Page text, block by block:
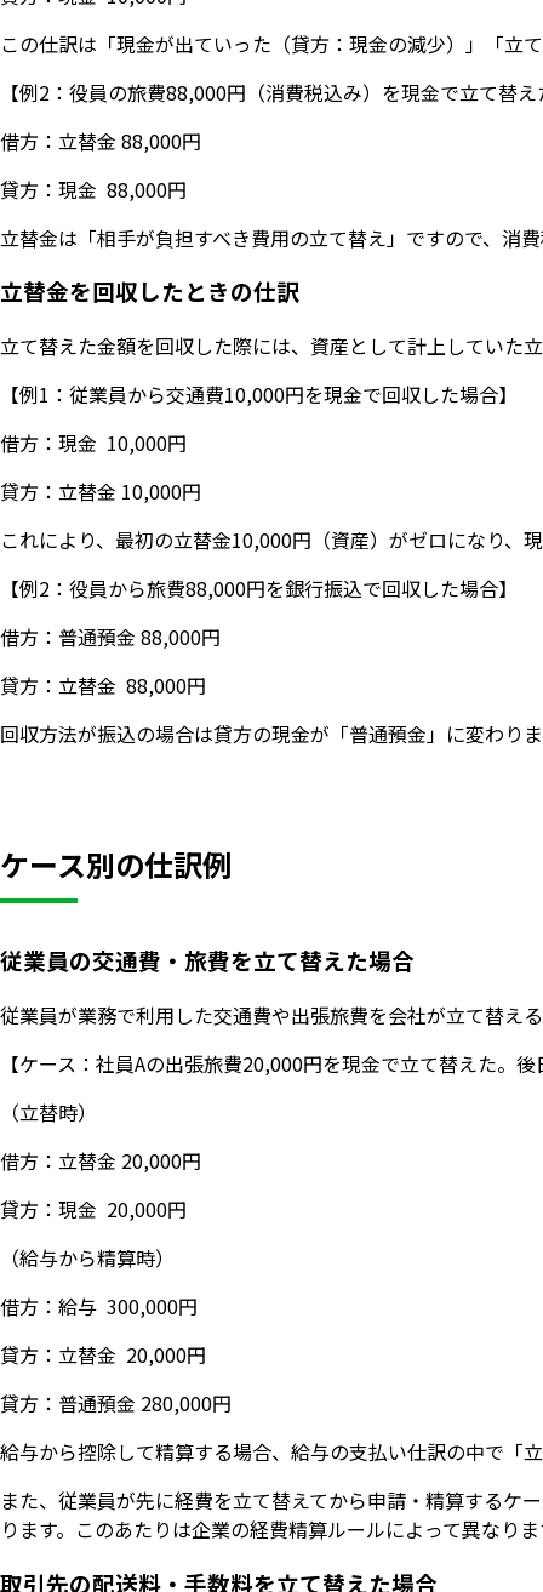
この仕訳は「現金が出ていった（貸方：現金の減少）」「立
【例2：役員の旅費88,000円（消費税込み）を現金で立て替
借方：立替金 88,000円
貸方：現金 88,000円
立替金は「相手が負担すべき費用の立て替え」ですので、消
立替金を回収したときの仕訳
立て替えた金額を回収した際には、資産として計上していた
【例1：従業員から交通費10,000円を現金で回収した場合】
借方：現金 10,000円
貸方：立替金 10,000円
これにより、最初の立替金10,000円（資産）がゼロになり、
【例2：役員から旅費88,000円を銀行振込で回収した場合】
借方：普通預金 88,000円
貸方：立替金 88,000円
回収方法が振込の場合は貸方の現金が「普通預金」に変わり
ケース別の仕訳例
従業員の交通費・旅費を立て替えた場合
従業員が業務で利用した交通費や出張旅費を会社が立て替え
【ケース：社員Aの出張旅費20,000円を現金で立て替えた。
（立替時）
借方：立替金 20,000円
貸方：現金 20,000円
（給与から精算時）
借方：給与 300,000円
貸方：立替金 20,000円
貸方：普通預金 280,000円
給与から控除して精算する場合、給与の支払い仕訳の中で「
また、従業員が先に経費を立て替えてから申請・精算するケ
ります。このあたりは企業の経費精算ルールによって異なり
取引先の配送料・手数料を立て替えた場合